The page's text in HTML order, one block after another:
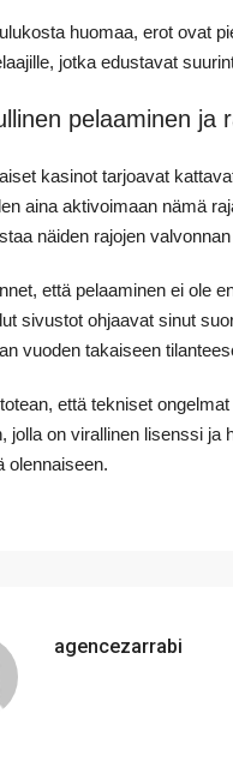
huomaa, erot ovat
jotka edustavat
pelaaminen ja
kasinot tarjoavat
aina aktivoimaan nämä
näiden rajojen
että pelaaminen ei ole
sivustot ohjaavat sinut
vuoden takaiseen
että tekniset
jolla on virallinen lisenssi
olennaiseen.
agencezarrabi